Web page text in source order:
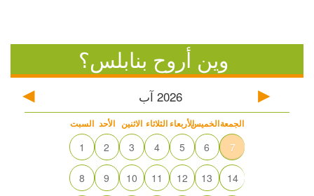
وين أروح بنابلس؟
2026 آب
السبت الأحد الاثنين الثلاثاء الأربعاءالخميسالجمعة
1 2 3 4 5 6 7
8 9 10 11 12 13 14